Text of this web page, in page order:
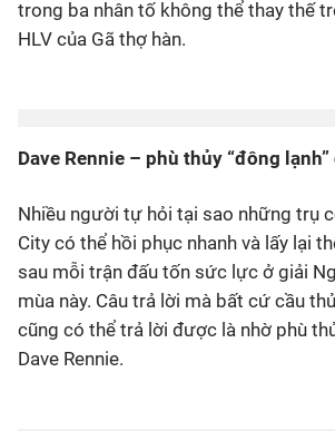
trong ba nhân tố không thể thay thế
HLV của Gã thợ hàn.
Dave Rennie – phù thủy “đông lạnh”
Nhiều người tự hỏi tại sao những trụ
City có thể hồi phục nhanh và lấy lại
sau mỗi trận đấu tốn sức lực ở giải
mùa này. Câu trả lời mà bất cứ cầu
cũng có thể trả lời được là nhờ phù
Dave Rennie.